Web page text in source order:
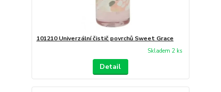
101210 Univerzální čistič povrchů Sweet Grace
Skladem 2 ks
Detail